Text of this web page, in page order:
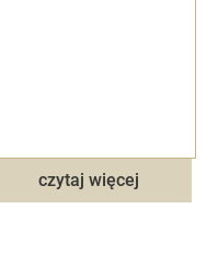
czytaj więcej